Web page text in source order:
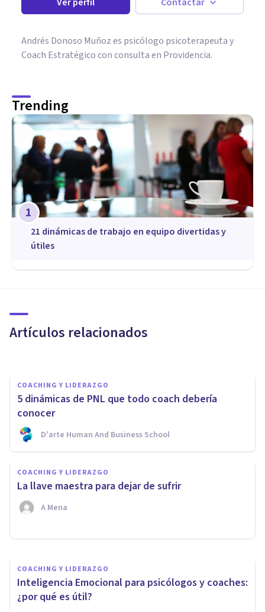
Andrés Donoso Muñoz es psicólogo psicoterapeuta y
Coach Estratégico con consulta en Providencia.
Trending
1
21 dinámicas de trabajo en equipo divertidas y
útiles
Artículos relacionados
sentir paz?
COACHING Y LIDERAZGO
5 dinámicas de PNL que todo coach debería
conocer
D'arte Human And Business School
COACHING Y LIDERAZGO
La llave maestra para dejar de sufrir
A Mena
COACHING Y LIDERAZGO
5 maneras de dejar de
autosabotearnos con la
resistencia a los cambios
COACHING Y LIDERAZGO
Inteligencia Emocional para psicólogos y coaches:
¿por qué es útil?